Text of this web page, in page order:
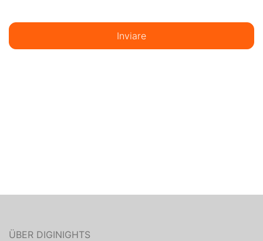
Inviare
ÜBER DIGINIGHTS